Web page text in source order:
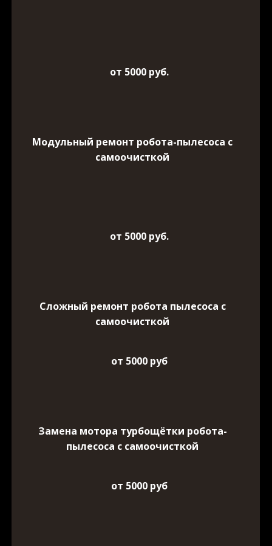
от 5000 руб.
Модульный ремонт робота-пылесоса с
самоочисткой
от 5000 руб.
Сложный ремонт робота пылесоса с
самоочисткой
от 5000 руб
Замена мотора турбощётки робота-
пылесоса с самоочисткой
от 5000 руб